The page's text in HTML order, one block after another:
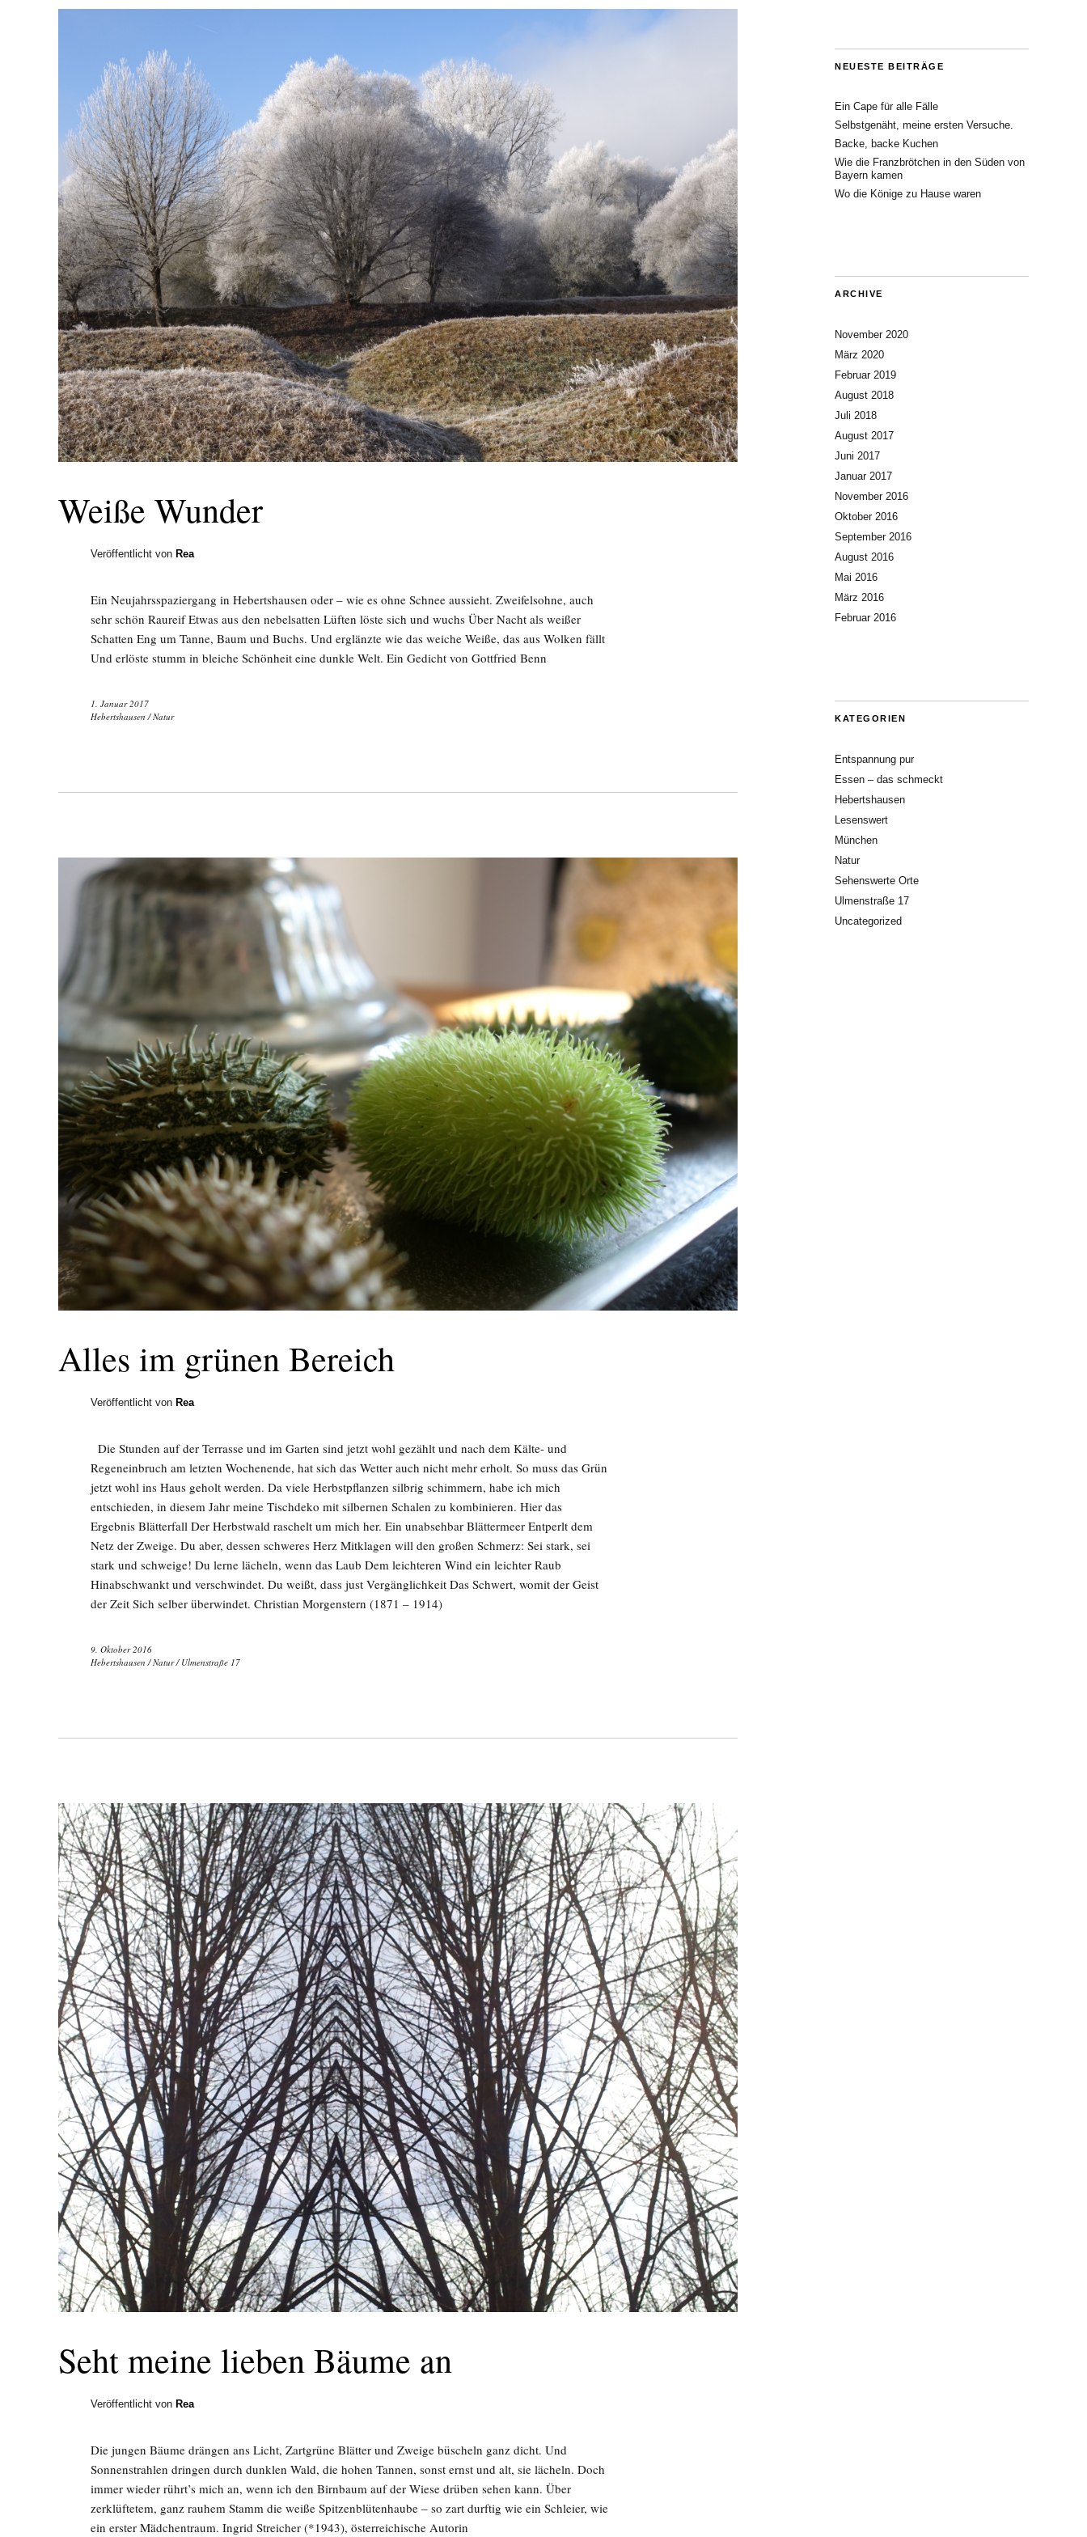
Weiße Wunder
Veröffentlicht von Rea
Ein Neujahrsspaziergang in Hebertshausen oder – wie es ohne Schnee aussieht. Zweifelsohne, auch
sehr schön Raureif Etwas aus den nebelsatten Lüften löste sich und wuchs Über Nacht als weißer
Schatten Eng um Tanne, Baum und Buchs. Und erglänzte wie das weiche Weiße, das aus Wolken fällt
Und erlöste stumm in bleiche Schönheit eine dunkle Welt. Ein Gedicht von Gottfried Benn
1. Januar 2017
Hebertshausen /Natur
Alles im grünen Bereich
Veröffentlicht von Rea
Die Stunden auf der Terrasse und im Garten sind jetzt wohl gezählt und nach dem Kälte- und
Regeneinbruch am letzten Wochenende, hat sich das Wetter auch nicht mehr erholt. So muss das Grün
jetzt wohl ins Haus geholt werden. Da viele Herbstpflanzen silbrig schimmern, habe ich mich
entschieden, in diesem Jahr meine Tischdeko mit silbernen Schalen zu kombinieren. Hier das
Ergebnis Blätterfall Der Herbstwald raschelt um mich her. Ein unabsehbar Blättermeer Entperlt dem
Netz der Zweige. Du aber, dessen schweres Herz Mitklagen will den großen Schmerz: Sei stark, sei
stark und schweige! Du lerne lächeln, wenn das Laub Dem leichteren Wind ein leichter Raub
Hinabschwankt und verschwindet. Du weißt, dass just Vergänglichkeit Das Schwert, womit der Geist
der Zeit Sich selber überwindet. Christian Morgenstern (1871 – 1914)
9. Oktober 2016
Hebertshausen /Natur/ Ulmenstraße 17
Seht meine lieben Bäume an
Veröffentlicht von Rea
Die jungen Bäume drängen ans Licht, Zartgrüne Blätter und Zweige büscheln ganz dicht. Und
Sonnenstrahlen dringen durch dunklen Wald, die hohen Tannen, sonst ernst und alt, sie lächeln. Doch
immer wieder rührt’s mich an, wenn ich den Birnbaum auf der Wiese drüben sehen kann. Über
zerklüftetem, ganz rauhem Stamm die weiße Spitzenblütenhaube – so zart durftig wie ein Schleier, wie
ein erster Mädchentraum. Ingrid Streicher (*1943), österreichische Autorin
NEUESTE BEITRÄGE
Ein Cape für alle Fälle
Selbstgenäht, meine ersten Versuche.
Backe, backe Kuchen
Wie die Franzbrötchen in den Süden von
Bayern kamen
Wo die Könige zu Hause waren
ARCHIVE
November 2020
März 2020
Februar 2019
August 2018
Juli 2018
August 2017
Juni 2017
Januar 2017
November 2016
Oktober 2016
September 2016
August 2016
Mai 2016
März 2016
Februar 2016
KATEGORIEN
Entspannung pur
Essen – das schmeckt
Hebertshausen
Lesenswert
München
Natur
Sehenswerte Orte
Ulmenstraße 17
Uncategorized